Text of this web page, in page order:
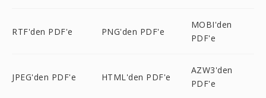
RTF'den PDF'e PNG'den PDF'e
MOBI'den
PDF'e
JPEG'den PDF'e HTML'den PDF'e
AZW3'den
PDF'e